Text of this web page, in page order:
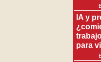
IA y
para